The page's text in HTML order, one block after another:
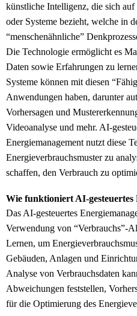
künstliche Intelligenz, die sich
oder Systeme bezieht, welche in
“menschenähnliche”
Die Technologie ermöglicht es
Daten sowie Erfahrungen zu
Systeme können mit diesen
Anwendungen haben, darunter
Vorhersagen und
Videoanalyse und mehr. AI-
Energiemanagement nutzt diese
Energieverbrauchsmuster zu
schaffen, den Verbrauch zu
Wie funktioniert AI-gesteuertes
Das AI-gesteuertes
Verwendung von “Verbrauchs”-
Lernen, um
Gebäuden, Anlagen und
Analyse von Verbrauchsdaten
Abweichungen feststellen,
für die Optimierung des